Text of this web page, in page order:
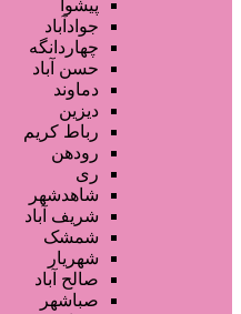
محصولات مو
محصولات آرایشی
تجهیزات سالن زیبایی
محصولات پوست
خدمات دندانپزشکی
سایر خدمات
پیشوا
جوادآباد
چهاردانگه
حسن آباد
دماوند
دیزین
رباط کریم
رودهن
ری
شاهدشهر
شریف آباد
شمشک
شهریار
صالح آباد
صباشهر